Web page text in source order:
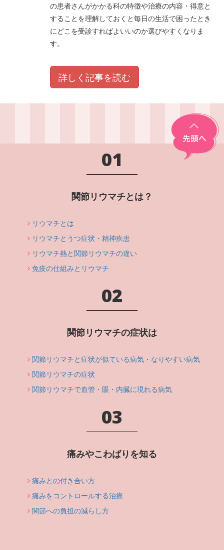
の患者さんがかかる科の特徴や治療の内容・得意と
することを理解しておくと毎日の生活で困ったとき
にどこを受診すればよいいのか選びやすくなりま
す。
詳しく記事を読む
01
関節リウマチとは？
リウマチとは
リウマチとうつ症状・精神疾患
リウマチ熱と関節リウマチの違い
免疫の仕組みとリウマチ
02
関節リウマチの症状は
関節リウマチと症状が似ている病気・なりやすい病気
関節リウマチの症状
関節リウマチで血管・眼・内臓に現れる病気
03
痛みやこわばりを知る
痛みとの付き合い方
痛みをコントロールする治療
関節への負担の減らし方